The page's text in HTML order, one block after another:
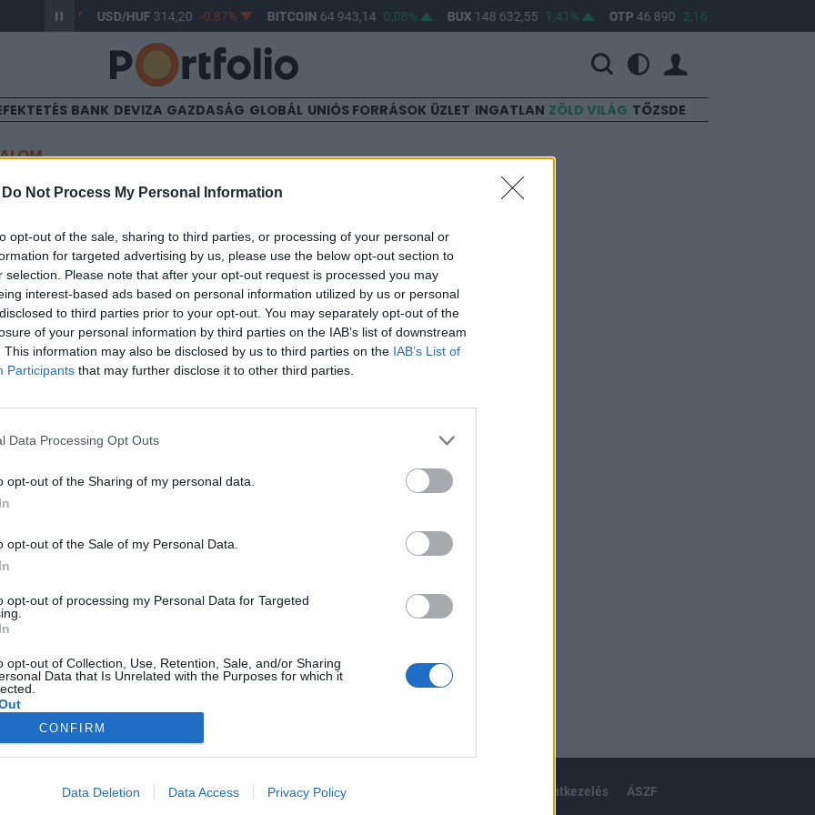
Do Not Process My Personal Information
opt-out of the sale, sharing to third parties, or processing of your personal or
for targeted advertising by us, please use the below opt-out section to
selection. Please note that after your opt-out request is processed you may
interest-based ads based on personal information utilized by us or personal
to third parties prior to your opt-out. You may separately opt-out of the
of your personal information by third parties on the IAB’s list of downstream
This information may also be disclosed by us to third parties on the IAB’s List of
Participants that may further disclose it to other third parties.
Data Processing Opt Outs
opt-out of the Sharing of my personal data.
opt-out of the Sale of my Personal Data.
opt-out of processing my Personal Data for Targeted
opt-out of Collection, Use, Retention, Sale, and/or Sharing
Data that Is Unrelated with the Purposes for which it
CONFIRM
Data Deletion Data Access Privacy Policy
-0,61% USD/HUF 314,20 -0,87% BITCOIN64 943,14 0,08% BUX148 632,55 1,41% OTP46 890 2,16%
BANK DEVIZA GAZDASÁG GLOBÁL UNIÓS FORRÁSOK ÜZLET INGATLAN ZÖLD VILÁG TŐZSDE
Herszonban
eltalált egy autót Herszon Korabel negyedében, két 60 év körüli férfi
Pravda)
portfolio.hu hírarchívumához tartozik, melynek olvasása előfizetéses
tartalmazza:
cikkarchívum
elmúlt 2 év napon belüli
Előfizetés
VAGY? BEJELENTKEZÉS
süti beállítások adatvédelem szerzői jogok kommentkezelés ÁSZF